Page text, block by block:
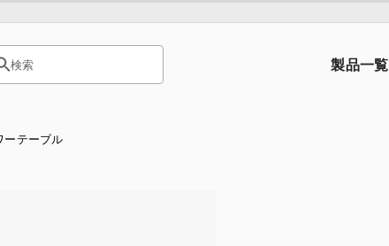
Asia Pacific
India (₹)
The Americas
Canada ($)
サイト内検索のためのテキストを入力してください。
検索
ヘッダー検索ボックスをオープン
製品一覧
ーテーブル